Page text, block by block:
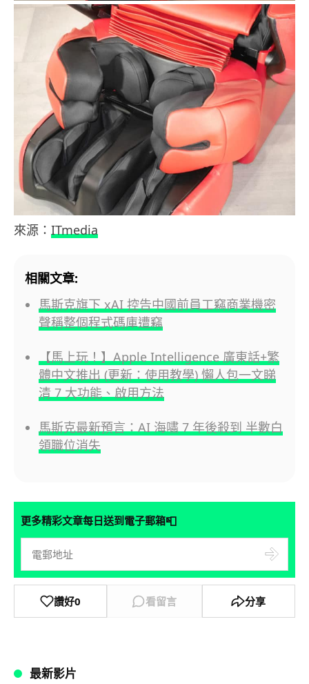
來源： ITmedia
相關文章:
馬斯克旗下 xAI 控告中國前員工竊商業機密
聲稱整個程式碼庫遭竊
【馬上玩！】Apple Intelligence 廣東話+繁
體中文推出 (更新：使用教學) 懶人包一文睇
清 7 大功能、啟用方法
馬斯克最新預言：AI 海嘯 7 年後殺到 半數白
領職位消失
更多精彩文章每日送到電子郵箱📮
讚好0 看留言 分享
最新影片